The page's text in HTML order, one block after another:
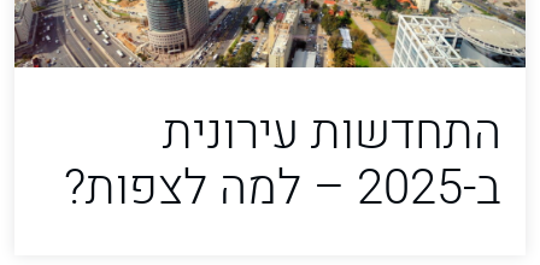
התחדשות עירונית
ב-2025 – למה לצפות?